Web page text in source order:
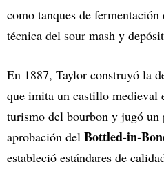
como tanques de
técnica del sour mash y
En 1887, Taylor construyó la
que imita un castillo medieval
turismo del bourbon y jugó un
aprobación del Bottled-in-
estableció estándares de